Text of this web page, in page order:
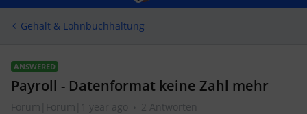
Gehalt & Lohnbuchhaltung
ANSWERED
Payroll - Datenformat keine Zahl mehr
Forum|Forum|1 year ago 2 Antworten